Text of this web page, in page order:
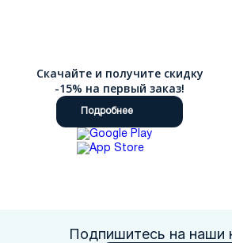
Скачайте и получите скидку
-15% на первый заказ!
Подробнее
Подпишитесь на наши